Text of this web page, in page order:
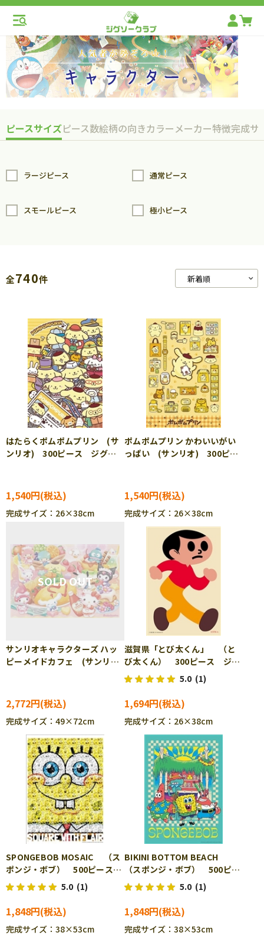
ピースサイズピース数絵柄の向きカラーメーカー特徴完成サ
ラージピース 通常ピース
スモールピース 極小ピース
全740件
はたらくポムポムプリン (サ
ンリオ) 300ピース ジグソ
1,540円
完成サイズ：26×38cm
ポムポムプリン かわいいがい
っぱい (サンリオ) 300ピー
1,540円
完成サイズ：26×38cm
サンリオキャラクターズ ハッ
ピーメイドカフェ (サンリ
2,772円
完成サイズ：49×72cm
滋賀県「とび太くん」 （と
び太くん） 300ピース ジグ
ソーパズル CUT-300-363
5.0 (1)
1,694円
完成サイズ：26×38cm
SPONGEBOB MOSAIC （ス
ポンジ・ボブ） 500ピース
ジグソーパズル APP-500-
337
5.0 (1)
1,848円
完成サイズ：38×53cm
BIKINI BOTTOM BEACH
（スポンジ・ボブ） 500ピー
ス ジグソーパズル APP-
500-338
5.0 (1)
1,848円
完成サイズ：38×53cm